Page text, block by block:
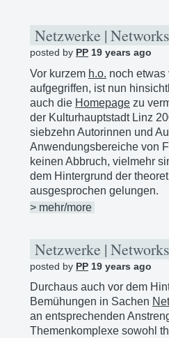
Netzwerke |
posted by PP 19 years ago
Vor kurzem h.o. noch etwas
aufgegriffen, ist nun
auch die Homepage zu
der Kulturhauptstadt Linz
siebzehn Autorinnen und
Anwendungsbereiche von
keinen Abbruch, vielmehr
dem Hintergrund der
ausgesprochen gelungen.
> mehr/more
Netzwerke |
posted by PP 19 years ago
Durchaus auch vor dem
Bemühungen in Sachen
an entsprechenden
Themenkomplexe sowohl